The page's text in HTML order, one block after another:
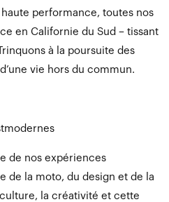
performance, toutes nos
en Californie du Sud – tissant
à la poursuite des
vie hors du commun.
de nos expériences
de la moto, du design et de la
la créativité et cette